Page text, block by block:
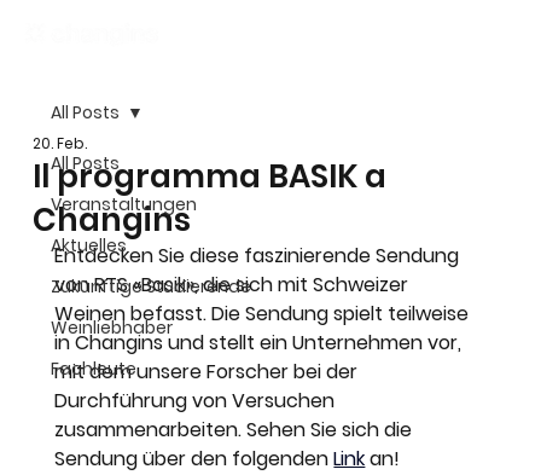
All Posts
Veranstaltungen
Aktuelles
Zukünftige Studierende
Weinliebhaber
Fachleute
All Posts
Il programma BASIK a
Changins
20. Feb.
Entdecken Sie diese faszinierende Sendung
von RTS «Basik», die sich mit Schweizer
Weinen befasst. Die Sendung spielt teilweise
in Changins und stellt ein Unternehmen vor,
mit dem unsere Forscher bei der
Durchführung von Versuchen
zusammenarbeiten. Sehen Sie sich die
Sendung über den folgenden Link an!